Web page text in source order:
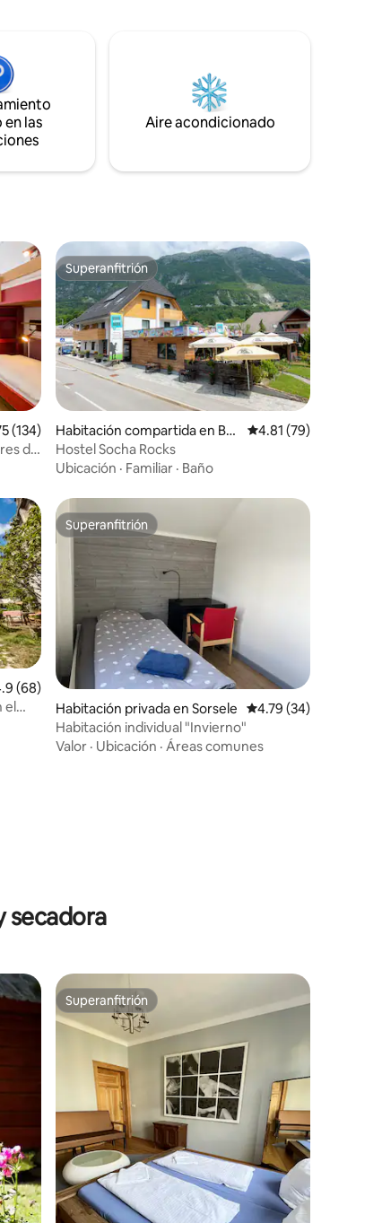
autónoma a la propiedad se proporciona
a través de cajas de llaves de seguridad.
las
Aire acondicionado
promedio: 4.75 de 5; 134 evaluaciones
(134)
de
Superanfitrión
Superanfitrión
Habitación compartida en Bo
vec
Calificación
4.81 (79)
Hostel Socha Rocks
Ubicación · Familiar · Baño
promedio: 4.9 de 5; 68 evaluaciones
(68)
Superanfitrión
Superanfitrión
Habitación privada en Sorsele Calificación
4.79 (34)
Habitación individual "Invierno"
Valor · Ubicación · Áreas comunes
secadora
Superanfitrión
Superanfitrión